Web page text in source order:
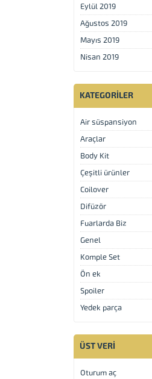
Eylül 2019
Ağustos 2019
Mayıs 2019
Nisan 2019
KATEGORILER
Air süspansiyon
Araçlar
Body Kit
Çeşitli ürünler
Coilover
Difüzör
Fuarlarda Biz
Genel
Komple Set
Ön ek
Spoiler
Yedek parça
ÜST VERI
Oturum aç
Müşteri Temsilcisi